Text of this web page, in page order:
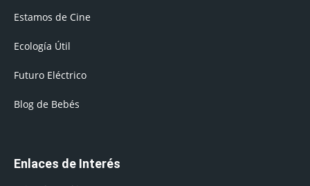
Estamos de Cine
Ecología Útil
Futuro Eléctrico
Blog de Bebés
Enlaces de Interés